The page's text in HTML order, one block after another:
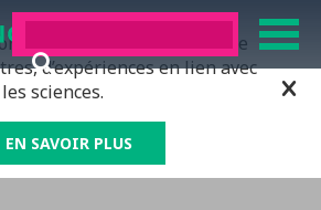
à tous ceux qui ont soif de
d’expériences en lien avec
les sciences.
EN SAVOIR PLUS